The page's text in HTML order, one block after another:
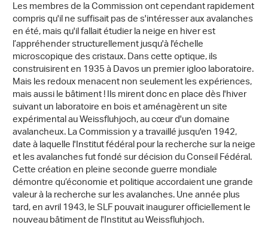
Les membres de la Commission ont cependant rapidement
compris qu'il ne suffisait pas de s'intéresser aux avalanches
en été, mais qu'il fallait étudier la neige en hiver est
l’appréhender structurellement jusqu'à l'échelle
microscopique des cristaux. Dans cette optique, ils
construisirent en 1935 à Davos un premier igloo laboratoire.
Mais les redoux menacent non seulement les expériences,
mais aussi le bâtiment ! Ils mirent donc en place dès l'hiver
suivant un laboratoire en bois et aménagèrent un site
expérimental au Weissfluhjoch, au cœur d'un domaine
avalancheux. La Commission y a travaillé jusqu'en 1942,
date à laquelle l'Institut fédéral pour la recherche sur la neige
et les avalanches fut fondé sur décision du Conseil Fédéral.
Cette création en pleine seconde guerre mondiale
démontre qu’économie et politique accordaient une grande
valeur à la recherche sur les avalanches. Une année plus
tard, en avril 1943, le SLF pouvait inaugurer officiellement le
nouveau bâtiment de l'Institut au Weissfluhjoch.